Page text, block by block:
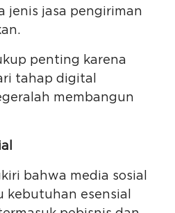
jenis jasa pengiriman
penting karena
tahap digital
membangun
bahwa media sosial
kebutuhan esensial